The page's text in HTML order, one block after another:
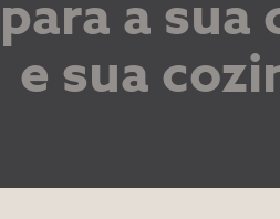
para a sua
e sua